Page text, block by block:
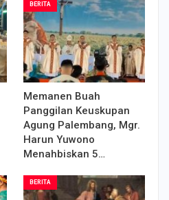
BERITA
Memanen Buah
Panggilan Keuskupan
Agung Palembang, Mgr.
Harun Yuwono
Menahbiskan 5…
BERITA